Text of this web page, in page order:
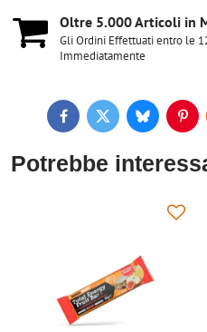
Oltre 5​.000 Articoli in
Gli Ordini Effettuati entro le
Immediatamente
FacebookTwitterBluesky
Potrebbe